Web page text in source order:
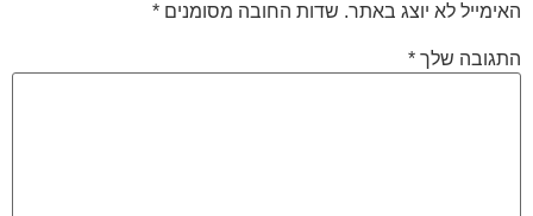
האימייל לא יוצג באתר. שדות החובה מסומנים *
התגובה שלך *